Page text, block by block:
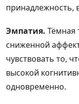
принадлежность,
Эмпатия. Тёмная
сниженной
чувствовать то,
высокой
одновременно.